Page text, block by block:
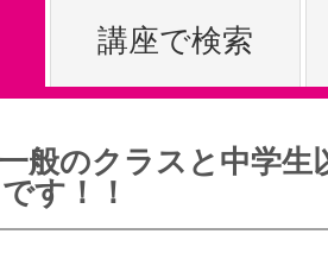
特集をみる
グッドスク
講座で検索
般のクラスと中学生
す！！